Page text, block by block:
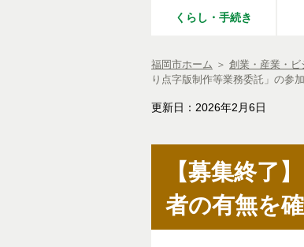
くらし・手続き
福岡市ホーム ＞ 創業・産業・ビ
り点字版制作等業務委託」の参
更新日：2026年2月6日
【募集終了
者の有無を